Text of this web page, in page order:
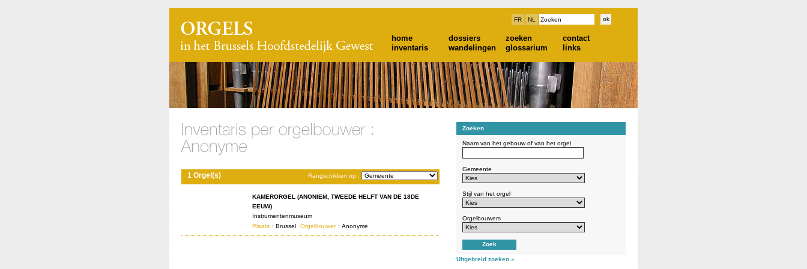
FR NL
home dossiers zoeken
contact
inventaris
wandelingen glossarium links
Rangschikken op :
1 Orgel(s)
KAMERORGEL (ANONIEM, TWEEDE HELFT VAN DE 18DE
EEUW)
Instrumentenmuseum
Plaats : Brussel Orgelbouwer : Anonyme
Zoeken
Naam van het gebouw of van het orgel
Gemeente
Stijl van het orgel
Orgelbouwers
Uitgebreid zoeken »